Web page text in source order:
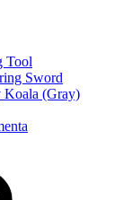
Tool
Sword
Koala (Gray)